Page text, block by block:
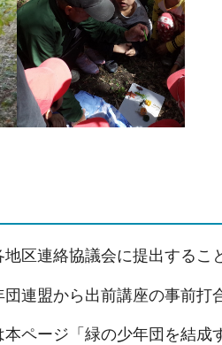
区連絡協議会に提出するこ
連盟から出前講座の事前打
ページ「緑の少年団を結成